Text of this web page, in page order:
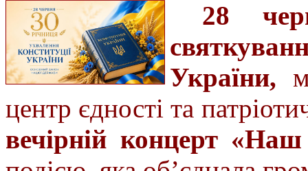
28
України,
центр єдності та
вечірній концерт «Наш